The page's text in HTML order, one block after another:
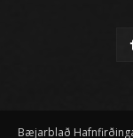
Bæjarblað